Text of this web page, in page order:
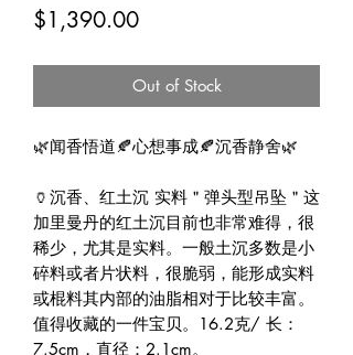
$1,390.00Price
Out of Stock
🌿闻香悟道🍂心想事成🍂沉香静舍🌿
🏺沉香、红土沉 实料＂弹头型吊坠＂这
加里曼丹的红土沉目前也非常难得，很
稀少，尤其是实料。一般土沉多数是小
碎料或者片状料，很脆弱，能形成实料
或棍料其内部的油脂相对于比较丰富。
值得收藏的一件宝贝。16.2克/ 长：
7.5cm，直径：2.1cm。